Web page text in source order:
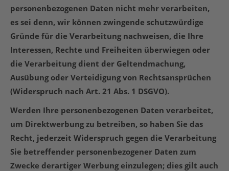
personenbezogenen Daten nicht mehr verarbeiten,
es sei denn, wir können zwingende schutzwürdige
Gründe für die Verarbeitung nachweisen, die Ihre
Interessen, Rechte und Freiheiten überwiegen oder
die Verarbeitung dient der Geltendmachung,
Ausübung oder Verteidigung von Rechtsansprüchen
(Widerspruch nach Art. 21 Abs. 1 DSGVO).
Werden Ihre personenbezogenen Daten verarbeitet,
um Direktwerbung zu betreiben, so haben Sie das
Recht, jederzeit Widerspruch gegen die Verarbeitung
Sie betreffender personenbezogener Daten zum
Zwecke derartiger Werbung einzulegen; dies gilt auch